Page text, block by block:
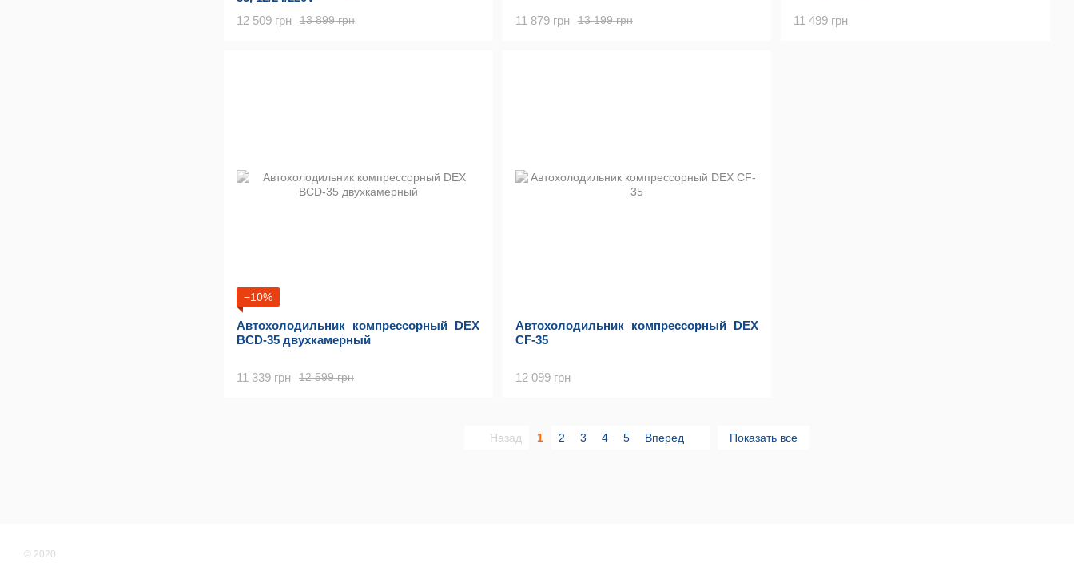
13 899 грн
12 509 грн 13 199 грн
11 879 грн 11 499 грн
−10%
Автохолодильник компрессорный DEX
BCD-35 двухкамерный
12 599 грн
11 339 грн
Автохолодильник компрессорный DEX
CF-35
12 099 грн
Назад 1 2 3 4 5 Вперед Показать все
© 2020